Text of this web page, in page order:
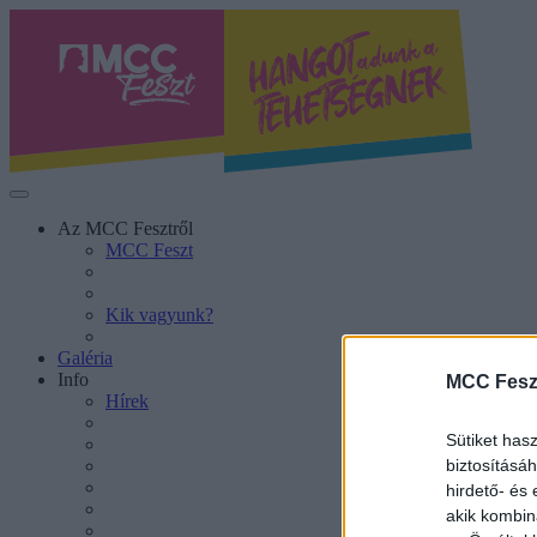
MCC
Sütiket
hirdető- és
akik
Az MCC Fesztről
MCC Feszt
Kik vagyunk?
Galéria
Info
Hírek